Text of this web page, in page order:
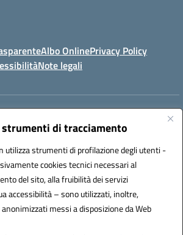
di tracciamento
utilizza strumenti di profilazione degli utenti -
cookies tecnici necessari al
del sito, alla fruibilità dei servizi
accessibilità – sono utilizzati, inoltre,
messi a disposizione da Web
Albo OnlinePrivacy Policy
Note legali
Email:ceic85400b@istruzione.it
CEIC85400B
Amministrazioni (IPA): istsc_CEIC85400B